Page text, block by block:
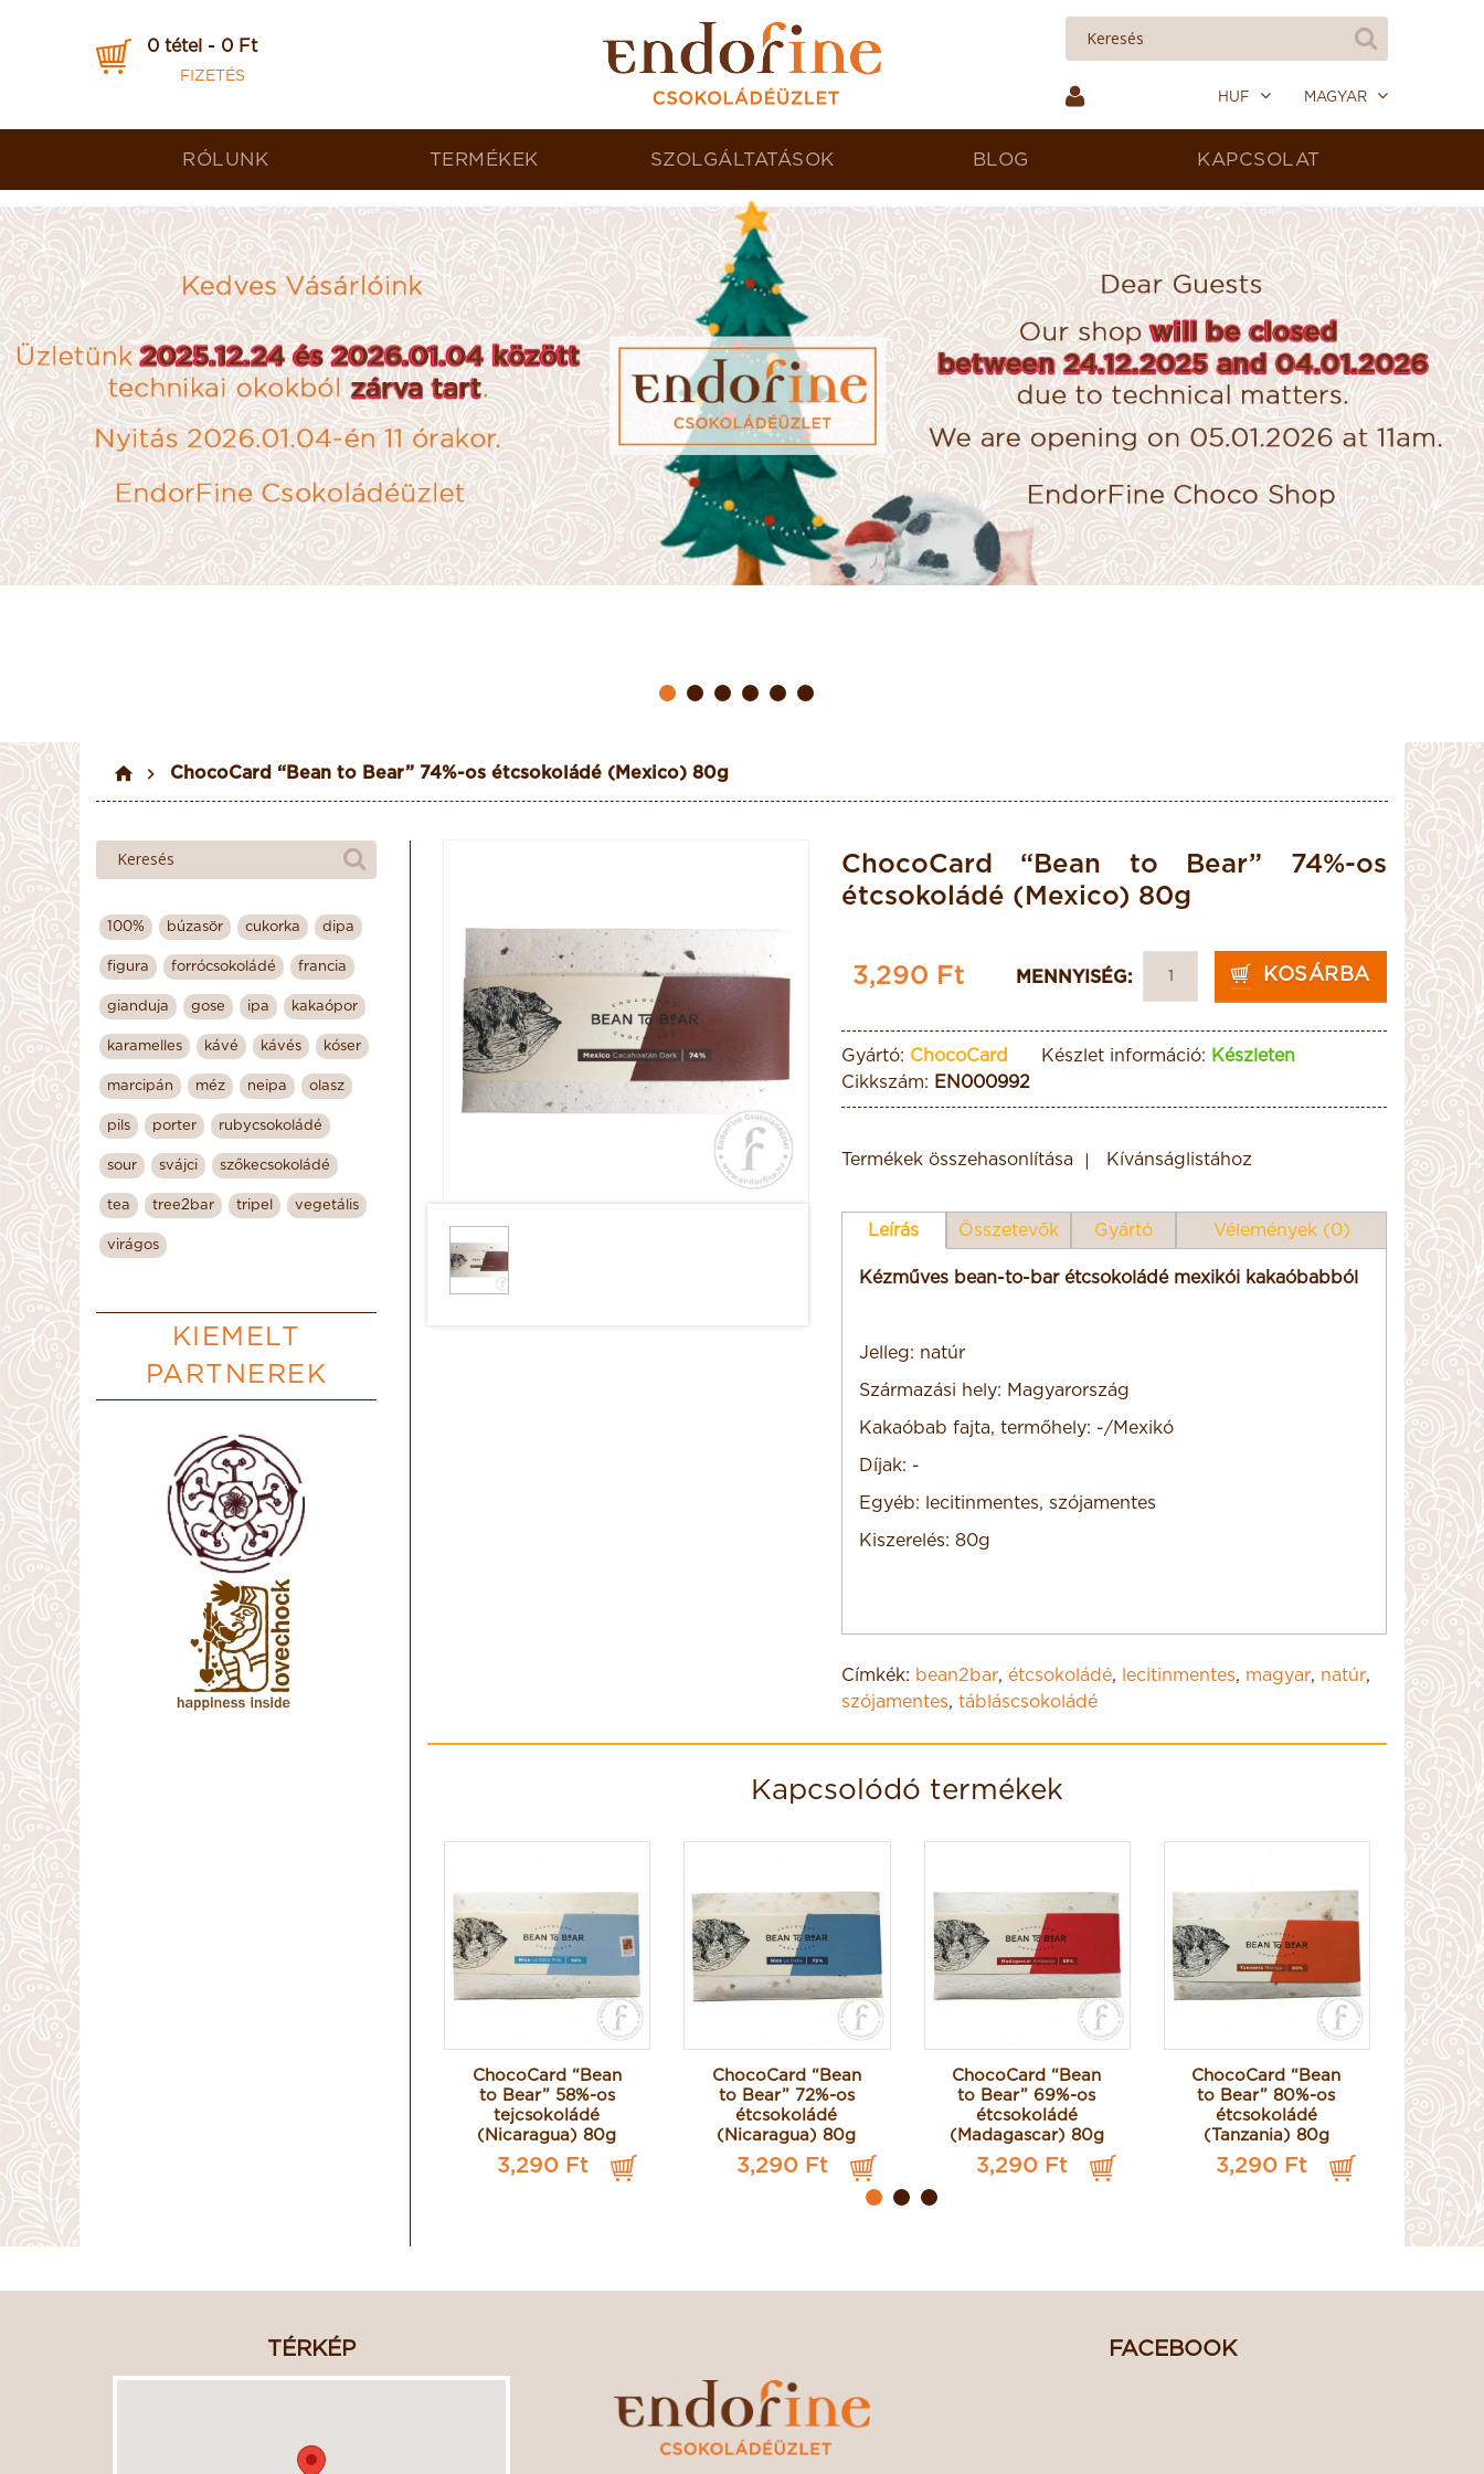
0 tétel - 0 Ft
FIZETÉS
MAGYAR
HUF
RÓLUNK TERMÉKEK SZOLGÁLTATÁSOK BLOG KAPCSOLAT
ChocoCard “Bean to Bear” 74%-os étcsokoládé (Mexico) 80g
100% búzasör cukorka dipa
figura forrócsokoládé francia
gianduja gose ipa kakaópor
karamelles kávé kávés kóser
marcipán méz neipa olasz
pils porter rubycsokoládé
sour svájci szőkecsokoládé
tea tree2bar tripel vegetális
virágos
KIEMELT
PARTNEREK
ChocoCard “Bean to Bear” 74%-os
étcsokoládé (Mexico) 80g
3,290 Ft MENNYISÉG: KOSÁRBA
Gyártó: ChocoCard Készlet információ: Készleten
Cikkszám: EN000992
Termékek összehasonlítása Kívánságlistához
Leírás Összetevők Gyártó Vélemények (0)
Kézműves bean-to-bar étcsokoládé mexikói kakaóbabból
Jelleg: natúr
Származási hely: Magyarország
Kakaóbab fajta, termőhely: -/Mexikó
Díjak: -
Egyéb: lecitinmentes, szójamentes
Kiszerelés: 80g
Címkék: bean2bar, étcsokoládé, lecitinmentes, magyar, natúr,
szójamentes, tábláscsokoládé
Kapcsolódó termékek
ChocoCard “Bean
to Bear” 58%-os
tejcsokoládé
(Nicaragua) 80g
3,290 Ft
ChocoCard “Bean
to Bear” 72%-os
étcsokoládé
(Nicaragua) 80g
3,290 Ft
ChocoCard “Bean
to Bear” 69%-os
étcsokoládé
(Madagascar) 80g
3,290 Ft
ChocoCard “Bean
to Bear” 80%-os
étcsokoládé
(Tanzania) 80g
3,290 Ft
to
TÉRKÉP FACEBOOK